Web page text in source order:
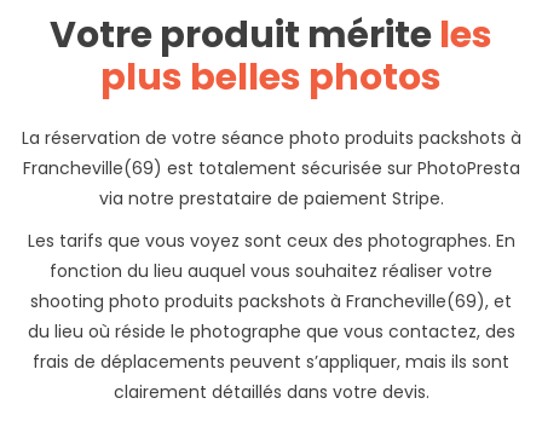
Votre produit mériteles
plus belles photos
La réservation de votre séance photo produits packshots à
Francheville(69) est totalement sécurisée sur PhotoPresta
via notre prestataire de paiement Stripe.
Les tarifs que vous voyez sont ceux des photographes. En
fonction du lieu auquel vous souhaitez réaliser votre
shooting photo produits packshots à Francheville(69), et
du lieu où réside le photographe que vous contactez, des
frais de déplacements peuvent s’appliquer, mais ils sont
clairement détaillés dans votre devis.